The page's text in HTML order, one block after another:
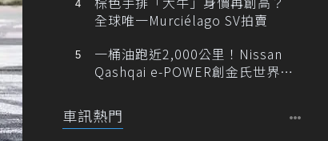
全球唯一Murciélago SV拍賣
一桶油跑近2,000公里！Nissan
Qashqai e-POWER創金氏世界紀
車訊熱門